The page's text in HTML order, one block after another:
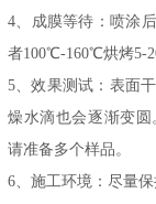
4、成膜等待：喷涂后
者100℃-160℃烘烤5-
5、效果测试：表面
燥水滴也会逐渐变
请准备多个样品。
6、施工环境：尽量